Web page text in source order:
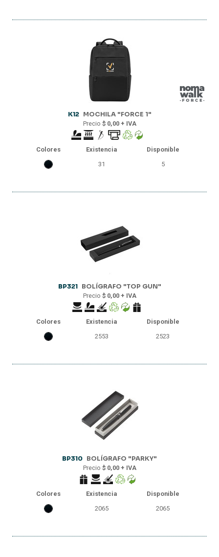
K12 MOCHILA "FORCE 1"
Precio $ 0,00 + IVA
Colores Existencia
Disponible
31
5
BP321 BOLÍGRAFO "TOP GUN"
Precio $ 0,00 + IVA
Colores Existencia
Disponible
2553
2523
BP310 BOLÍGRAFO "PARKY"
Precio $ 0,00 + IVA
Colores Existencia
Disponible
2065
2065